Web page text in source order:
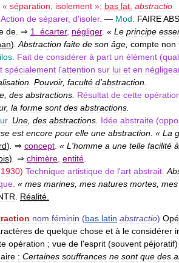
« séparation isolement »; bas lat abstractio
Action de séparer, d'isoler. — Mod FAIRE
de . ⇒ 1 écarter, négliger. « Le principe
) Abstraction faite de son âge compte non
Fait de considérer à part un élément (
spécialement l'attention sur lui et en
Pouvoir, faculté d'abstraction
des abstractions Résultat de cette
, la forme sont des abstractions
. Une des abstractions Idée abstraite (
est encore pour elle une abstraction . « La
) ⇒ concept « L 'homme a une telle facilité à
) ⇒ chimère entité
1930) Technique artistique de l'art abstrait
« mes marines mes natures mortes mes
Réalité
nom féminin (bas latin abstractio)
de quelque chose et à le considérer
opération ; vue de l'esprit (souvent péjoratif)
: Certaines souffrances ne sont que des